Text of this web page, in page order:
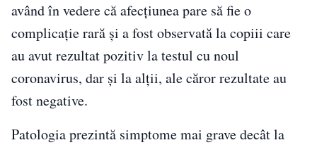
având în vedere că afecţiunea pare să fie o
complicaţie rară şi a fost observată la copiii care
au avut rezultat pozitiv la testul cu noul
coronavirus, dar şi la alţii, ale căror rezultate au
fost negative.
Patologia prezintă simptome mai grave decât la